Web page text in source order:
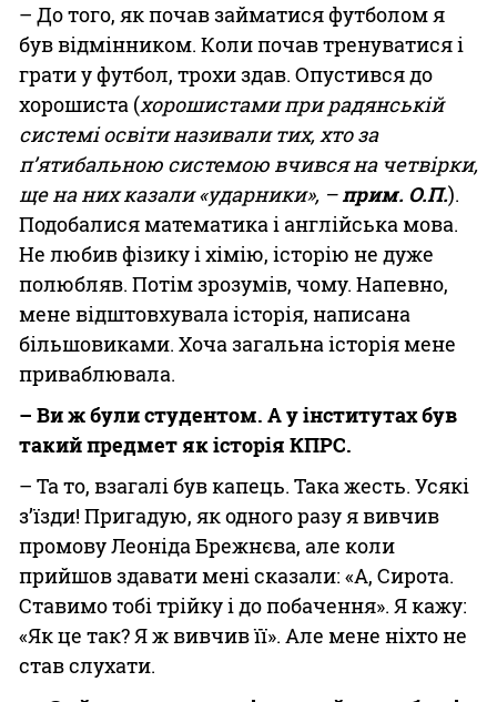
– До того, як почав займатися футболом я
був відмінником. Коли почав тренуватися і
грати у футбол, трохи здав. Опустився до
хорошиста (хорошистами при радянській
системі освіти називали тих, хто за
п’ятибальною системою вчився на четвірки,
ще на них казали «ударники», –прим. О.П.).
Подобалися математика і англійська мова.
Не любив фізику і хімію, історію не дуже
полюбляв. Потім зрозумів, чому. Напевно,
мене відштовхувала історія, написана
більшовиками. Хоча загальна історія мене
приваблювала.
– Ви ж були студентом. А у інститутах був
такий предмет як історія КПРС.
– Та то, взагалі був капець. Така жесть. Усякі
з’їзди! Пригадую, як одного разу я вивчив
промову Леоніда Брежнєва, але коли
прийшов здавати мені сказали: «А, Сирота.
Ставимо тобі трійку і до побачення». Я кажу:
«Як це так? Я ж вивчив її». Але мене ніхто не
став слухати.